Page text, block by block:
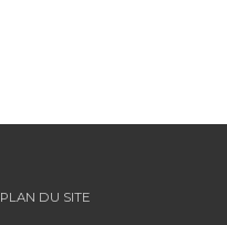
PLAN DU SITE